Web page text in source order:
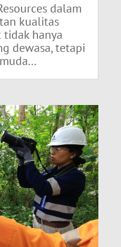
dalam
kualitas
tidak hanya
dewasa, tetapi